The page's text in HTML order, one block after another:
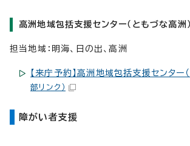
高洲地域包括支援センター（ともづな高洲）
担当地域：明海、日の出、高洲
【来庁予約】高洲地域包括支援センター
部リンク）
障がい者支援